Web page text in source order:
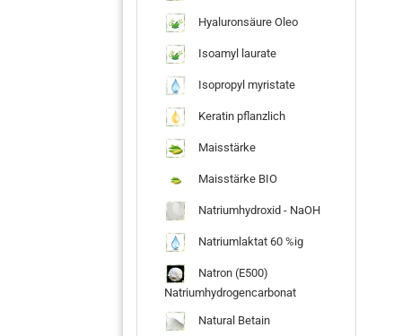
Hyaluronsäure Oleo
Isoamyl laurate
Isopropyl myristate
Keratin pflanzlich
Maisstärke
Maisstärke BIO
Natriumhydroxid - NaOH
Natriumlaktat 60 %ig
Natron (E500)
Natriumhydrogencarbonat
Natural Betain